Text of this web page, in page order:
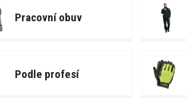
Pracovní obuv
Podle profesí